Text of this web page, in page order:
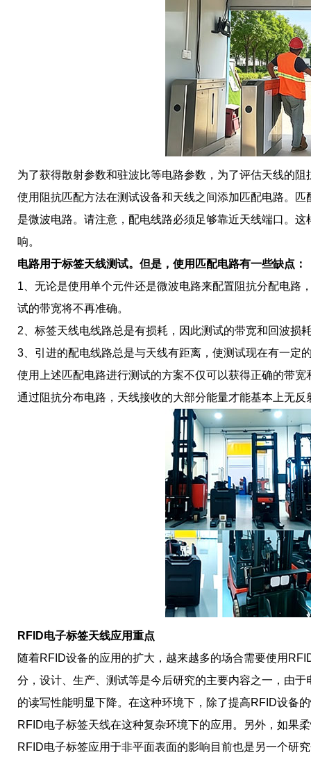
为了获得散射参数和驻波比等电路参数，为了评估天线的
使用阻抗匹配方法在测试设备和天线之间添加匹配电路。
是微波电路。请注意，配电线路必须足够靠近天线端口。
响。
电路用于标签天线测试。但是，使用匹配电路有一些缺点：
1、无论是使用单个元件还是微波电路来配置阻抗分配电路
试的带宽将不再准确。
2、标签天线电线路总是有损耗，因此测试的带宽和回波损
3、引进的配电线路总是与天线有距离，使测试现在有一定
使用上述匹配电路进行测试的方案不仅可以获得正确的带
通过阻抗分布电路，天线接收的大部分能量才能基本上无
RFID电子标签天线应用重点
随着RFID设备的应用的扩大，越来越多的场合需要使用
分，设计、生产、测试等是今后研究的主要内容之一，由
的读写性能明显下降。在这种环境下，除了提高RFID设备
RFID电子标签天线在这种复杂环境下的应用。另外，如果
RFID电子标签应用于非平面表面的影响目前也是另一个研